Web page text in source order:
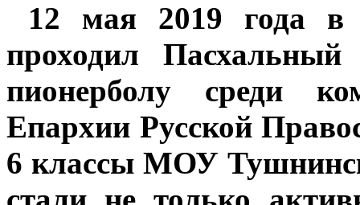
12 мая 2019 года в
проходил
пионерболу среди
Епархии Русской
6 классы МОУ